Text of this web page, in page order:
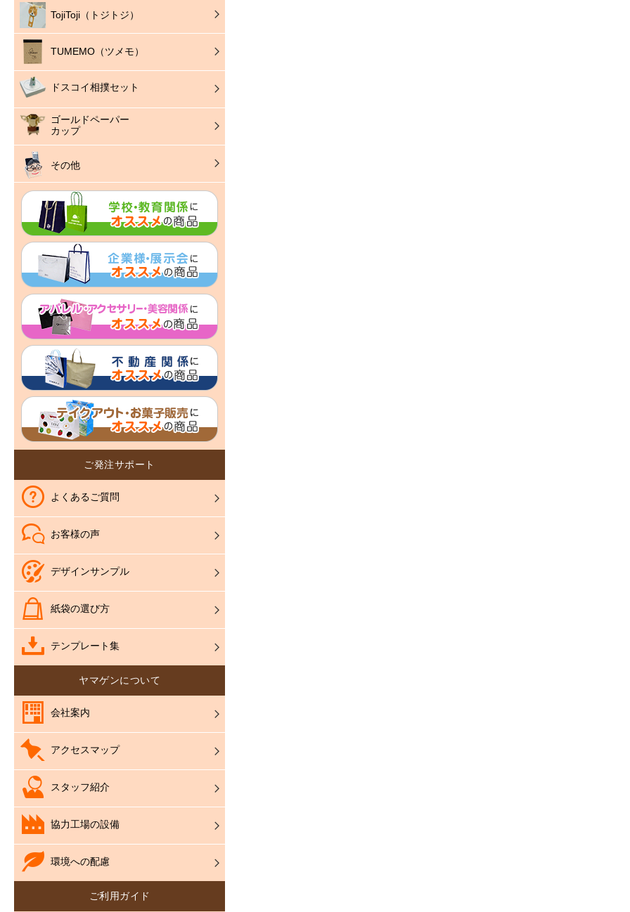
TojiToji（トジトジ）
TUMEMO（ツメモ）
ドスコイ相撲セット
ゴールドペーパー
カップ
その他
ご発注サポート
よくあるご質問
お客様の声
デザインサンプル
紙袋の選び方
テンプレート集
ヤマゲンについて
会社案内
アクセスマップ
スタッフ紹介
協力工場の設備
環境への配慮
ご利用ガイド